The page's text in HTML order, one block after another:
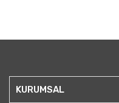
KURUMSAL